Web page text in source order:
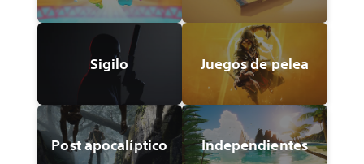
Sigilo Juegos de pelea
Post apocalíptico Independientes